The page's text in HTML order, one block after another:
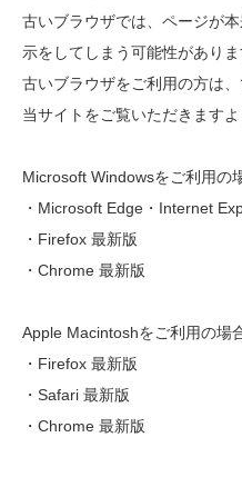
古いブラウザでは、ページが
示をしてしまう可能性がありま
古いブラウザをご利用の方は
当サイトをご覧いただきますよ
Microsoft Windowsをご利用の
・Microsoft Edge・Internet
・Firefox 最新版
・Chrome 最新版
Apple Macintoshをご利用の場
・Firefox 最新版
・Safari 最新版
・Chrome 最新版